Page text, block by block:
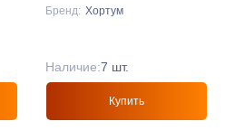
Бренд: Хортум
Наличие:7 шт.
Купить